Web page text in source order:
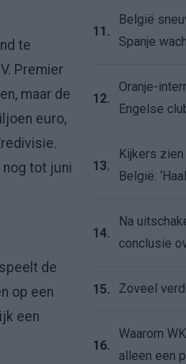
te
Premier
maar de
euro,
nog tot juni
de
op een
een
11.
België
Spanje
12.
Oranje-
Engelse
13.
Kijkers
België:
14.
Na
conclusie
15. Zoveel
16.
Waarom
alleen een